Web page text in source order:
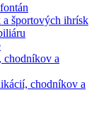
a športových ihrísk
chodníkov a
chodníkov a